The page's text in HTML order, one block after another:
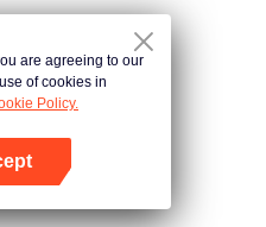
愛你
are agreeing to our
of cookies in
Policy.